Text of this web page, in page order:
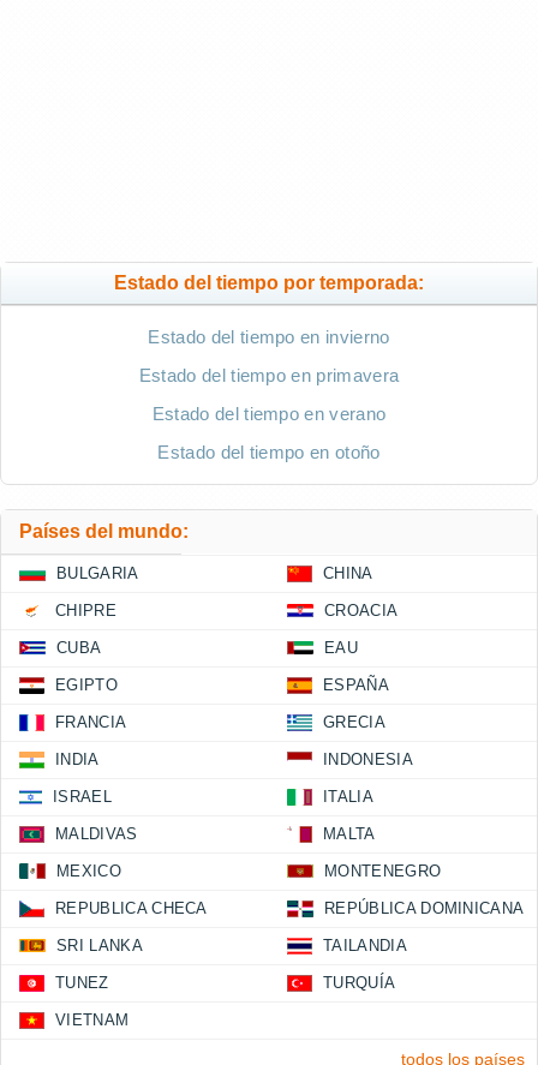
Estado del tiempo por temporada:
Estado del tiempo en invierno
Estado del tiempo en primavera
Estado del tiempo en verano
Estado del tiempo en otoño
Países del mundo:
BULGARIA CHINA
CHIPRE CROACIA
CUBA EAU
EGIPTO ESPAÑA
FRANCIA GRECIA
INDIA INDONESIA
ISRAEL ITALIA
MALDIVAS MALTA
MEXICO MONTENEGRO
REPUBLICA CHECA REPÚBLICA DOMINICANA
SRI LANKA TAILANDIA
TUNEZ TURQUÍA
VIETNAM
todos los países